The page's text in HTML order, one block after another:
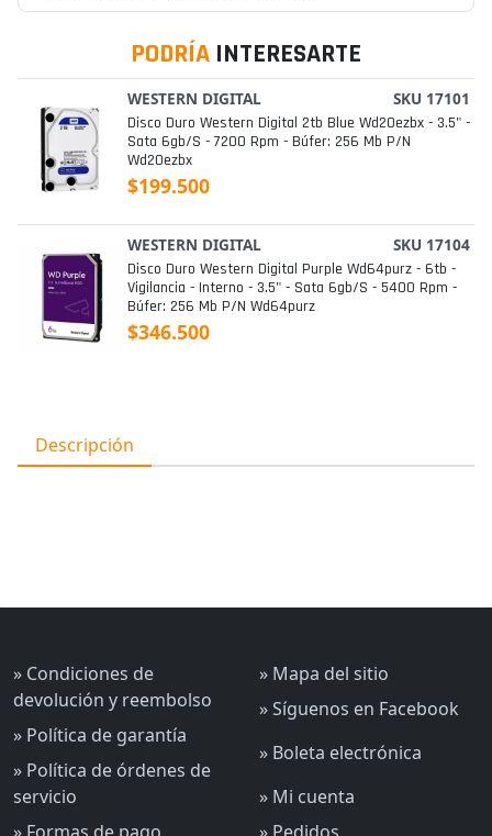
PODRÍA INTERESARTE
WESTERN DIGITAL SKU 17101
Disco Duro Western Digital 2tb Blue Wd20ezbx - 3.5" -
Sata 6gb/s - 7200 Rpm - Búfer: 256 Mb P/n
Wd20ezbx
$199.500
WESTERN DIGITAL SKU 17104
Disco Duro Western Digital Purple Wd64purz - 6tb -
Vigilancia - Interno - 3.5" - Sata 6gb/s - 5400 Rpm -
Búfer: 256 Mb P/n Wd64purz
$346.500
Descripción
» Condiciones de
devolución y reembolso
» Política de garantía
» Política de órdenes de
servicio
» Mapa del sitio
» Síguenos en Facebook
» Boleta electrónica
» Mi cuenta